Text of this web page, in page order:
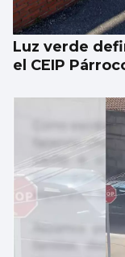
Luz verde
el CEIP